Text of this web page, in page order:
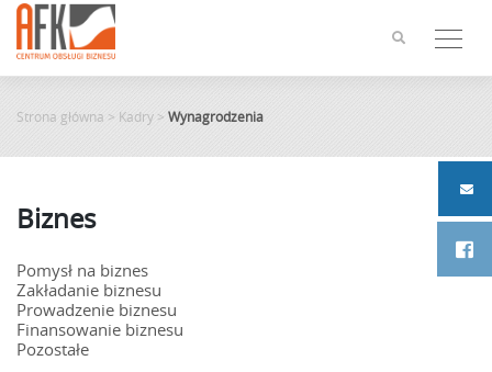
content
Strona główna > Kadry > Wynagrodzenia
Biznes
Pomysł na biznes
Zakładanie biznesu
Prowadzenie biznesu
Finansowanie biznesu
Pozostałe